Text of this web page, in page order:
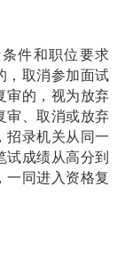
件和职位要求
，取消参加面试
审的，视为放弃
审、取消或放弃
招录机关从同一
成绩从高分到
一同进入资格复